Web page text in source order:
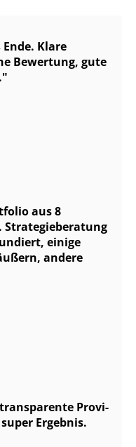
Klare
Bewertung, gute
aus 8
Stra­te­gie­be­ra­tung
einige
andere
Pro­vi­
Ergebnis.